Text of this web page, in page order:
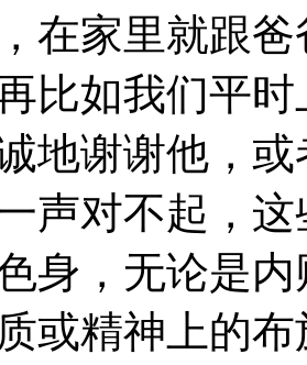
在家里就跟
比如我们平
地谢谢他，
声对不起，
身，无论是
或精神上的